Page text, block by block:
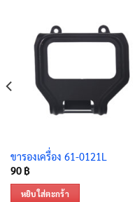
ขารองเครื่อง 61-0121L
90 ฿
หยิบใส่ตะกร้า